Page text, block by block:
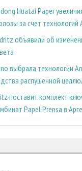
Huatai Paper
за счет технологий
объявили об
выбрала технологии
распушенной
поставит комплект
Papel Prensa в